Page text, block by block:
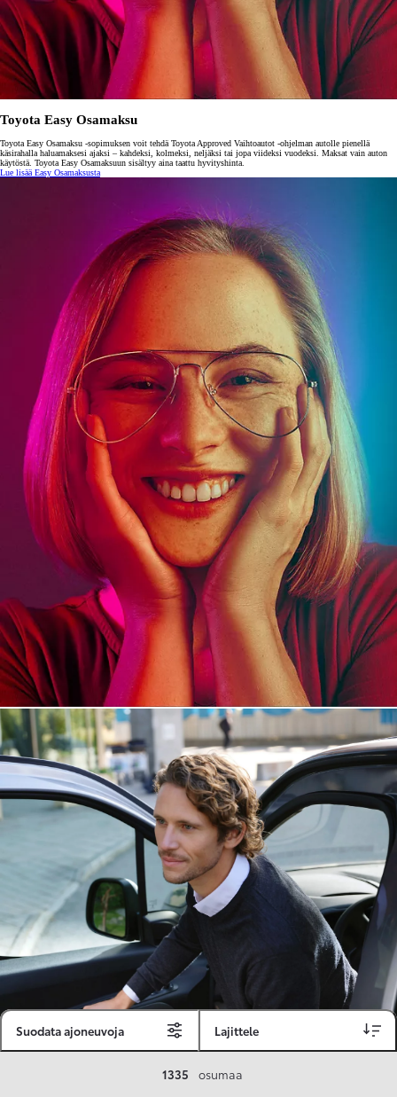
Suodata ajoneuvoja Lajittele
1335 osumaa
Toyota Easy Osamaksu
Toyota Easy Osamaksu -sopimuksen voit tehdä Toyota Approved Vaihtoautot -ohjelman autolle pienellä
käsirahalla haluamaksesi ajaksi – kahdeksi, kolmeksi, neljäksi tai jopa viideksi vuodeksi. Maksat vain auton
käytöstä. Toyota Easy Osamaksuun sisältyy aina taattu hyvityshinta.
Lue lisää Easy Osamaksusta